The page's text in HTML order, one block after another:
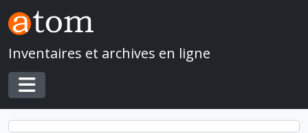
Skip to main content
Inventaires et archives en ligne
Toggle navigation